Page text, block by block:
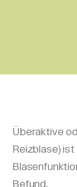
Überaktive
Reizblase)
Befund.